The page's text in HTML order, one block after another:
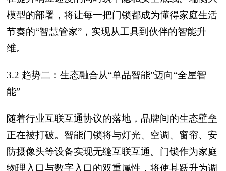
模型的部署，将让每一把门锁都成为懂得家庭生活
节奏的“智慧管家”，实现从工具到伙伴的智能升
维。
3.2 趋势二：生态融合从“单品智能”迈向“全屋智
能”
随着行业互联互通协议的落地，品牌间的生态壁垒
正在被打破。智能门锁将与灯光、空调、窗帘、安
防摄像头等设备实现无缝互联互通。门锁作为家庭
物理入口与数字入口的双重属性，将使其跃升为调